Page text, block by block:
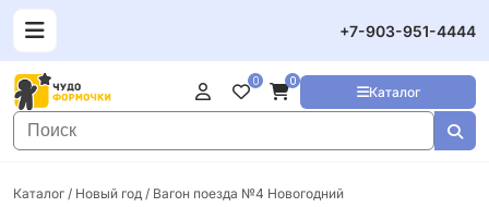
+7-903-951-4444
Каталог
0 0
Каталог / Новый год / Вагон поезда №4 Новогодний